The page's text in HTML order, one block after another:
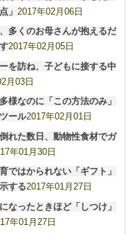
」 2017年02月06日
多くのお母さんが抱えるだ
2017年02月05日
を訪ね、子どもに接する中
月03日
様なのに「この方法のみ」
ール2017年02月01日
れた数日、動物性食材でガ
年01月30日
ではかられない「ギフト」
する2017年01月27日
なったときほど「しつけ」
年01月27日